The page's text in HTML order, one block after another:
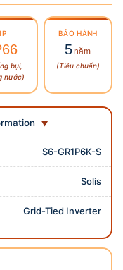
IP
bụi,
nước)
BẢO HÀNH
5năm
(Tiêu chuẩn)
S6-GR1P6K-S
Solis
Grid-Tied Inverter